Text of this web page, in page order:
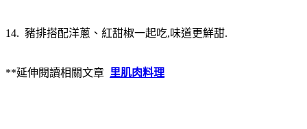
14. 豬排搭配洋蔥、紅甜椒一起吃,味道更鮮甜.
**延伸閱讀相關文章 里肌肉料理